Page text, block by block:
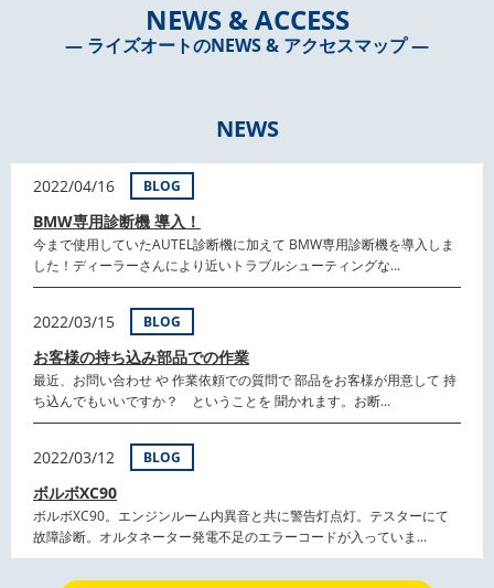
NEWS & ACCESS
― ライズオートのNEWS & アクセスマップ ―
NEWS
2022/04/16 BLOG
BMW専用診断機 導入！
今まで使用していたAUTEL診断機に加えて BMW専用診断機を導入しま
した！ディーラーさんにより近いトラブルシューティングな...
2022/03/15 BLOG
お客様の持ち込み部品での作業
最近、お問い合わせ や 作業依頼での質問で 部品をお客様が用意して 持
ち込んでもいいですか？ ということを 聞かれます。お断...
2022/03/12 BLOG
ボルボXC90
ボルボXC90。エンジンルーム内異音と共に警告灯点灯。テスターにて
故障診断。オルタネーター発電不足のエラーコードが入っていま...